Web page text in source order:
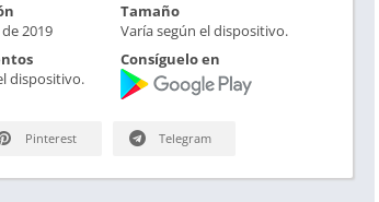
2019
Tamaño
Varía según el dispositivo.
dispositivo.
Consíguelo en
Pinterest Telegram